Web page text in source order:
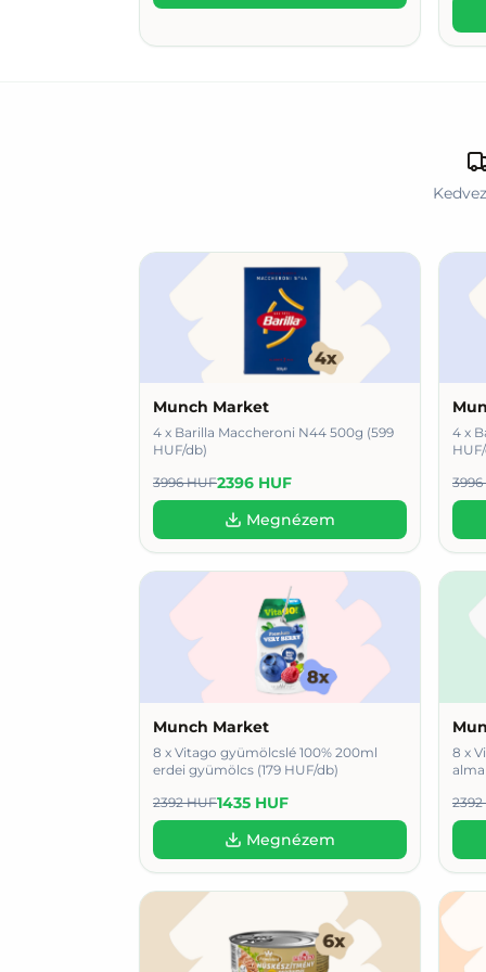
Munch Market
4 x Barilla Maccheroni N44 500g (599
HUF/db)
3996 HUF2396 HUF
Megnézem
4 x
Munch Market
8 x Vitago gyümölcslé 100% 200ml
erdei gyümölcs (179 HUF/db)
2392 HUF1435 HUF
Megnézem
8 x
alma